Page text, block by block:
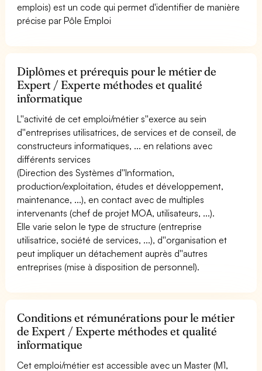
emplois) est un code qui permet d'identifier de manière
précise par Pôle Emploi
Diplômes et prérequis pour le métier de
Expert / Experte méthodes et qualité
informatique
L''activité de cet emploi/métier s''exerce au sein
d''entreprises utilisatrices, de services et de conseil, de
constructeurs informatiques, ... en relations avec
différents services
(Direction des Systèmes d''Information,
production/exploitation, études et développement,
maintenance, ...), en contact avec de multiples
intervenants (chef de projet MOA, utilisateurs, ...).
Elle varie selon le type de structure (entreprise
utilisatrice, société de services, ...), d''organisation et
peut impliquer un détachement auprès d''autres
entreprises (mise à disposition de personnel).
Conditions et rémunérations pour le métier
de Expert / Experte méthodes et qualité
informatique
Cet emploi/métier est accessible avec un Master (M1,